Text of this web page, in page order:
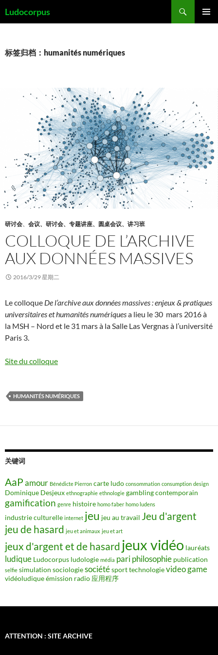
至Ludocorpus
索
标签归档：humanités numériques
研讨会、 会议、研讨会、专题讲座、圆桌会议、讲习班
COLLOQUE DE L’ARCHIVE
AUX DONNÉES MASSIVES
2016/3/29 星期二
Le colloque De l’archive aux données massives : enjeux & pratiques
universitaires et humanités numériquesa lieu le 30 mars 2016 à
la MSH – Nord et le 31 mars à la Salle Las Vergnas à l’université
Paris 3.
Site du colloque
HUMANITÉS NUMÉRIQUES
关键词
AaPamour Bénédicte Pierron carte ludo consommation consumption design
Dominique Desjeux ethnographie ethnologie gambling contemporain
gamification genre histoire homo faber homo ludens
industrie culturelle internet jeu jeu au travail Jeu d'argent
jeu de hasard jeu et animaux jeu et art
jeux d'argent et de hasard jeux vidéo lauréats
ludique Ludocorpus ludologie média pariphilosophie publication
selfie simulation sociologiesociétésporttechnologievideo game
vidéoludiqueémission radio 应用程序
ATTENTION : SITE ARCHIVE